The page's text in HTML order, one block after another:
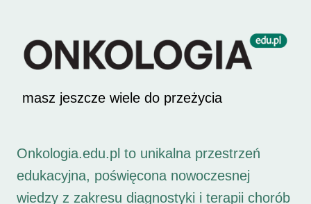
masz jeszcze wiele do przeżycia
Onkologia.edu.pl to unikalna przestrzeń
edukacyjna, poświęcona nowoczesnej
wiedzy z zakresu diagnostyki i terapii chorób